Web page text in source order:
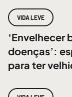
VIDA LEVE
‘Envelhecer
doenças’:
para ter